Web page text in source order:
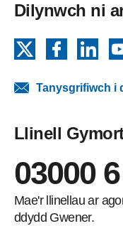
Dilynwch ni
Tanysgrifiwch i
Llinell
03000
Mae'r llinellau ar
ddydd Gwener.